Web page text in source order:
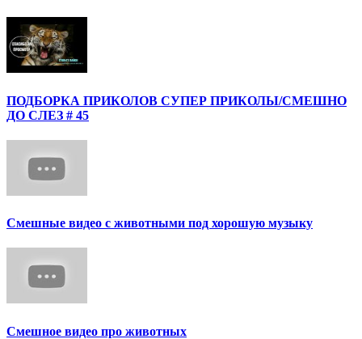
ПОДБОРКА ПРИКОЛОВ СУПЕР ПРИКОЛЫ/СМЕШНО
ДО СЛЕЗ # 45
Смешные видео с животными под хорошую музыку
Смешное видео про животных